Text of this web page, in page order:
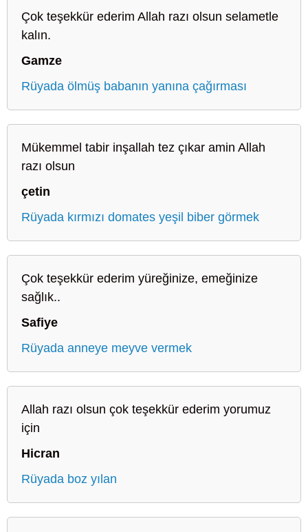
Çok teşekkür ederim Allah razı olsun selametle
kalın.
Gamze
Rüyada ölmüş babanın yanına çağırması
Mükemmel tabir inşallah tez çıkar amin Allah
razı olsun
çetin
Rüyada kırmızı domates yeşil biber görmek
Çok teşekkür ederim yüreğinize, emeğinize
sağlık..
Safiye
Rüyada anneye meyve vermek
Allah razı olsun çok teşekkür ederim yorumuz
için
Hicran
Rüyada boz yılan